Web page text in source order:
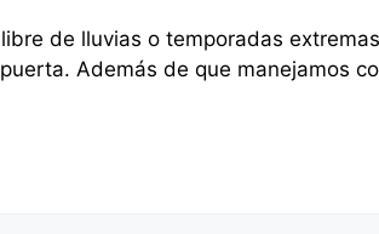
de lluvias o temporadas
Además de que manejamos